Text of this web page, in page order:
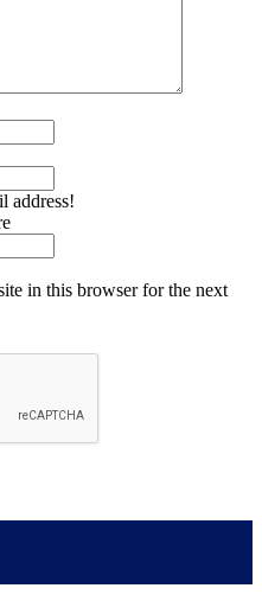
address!
in this browser for the next